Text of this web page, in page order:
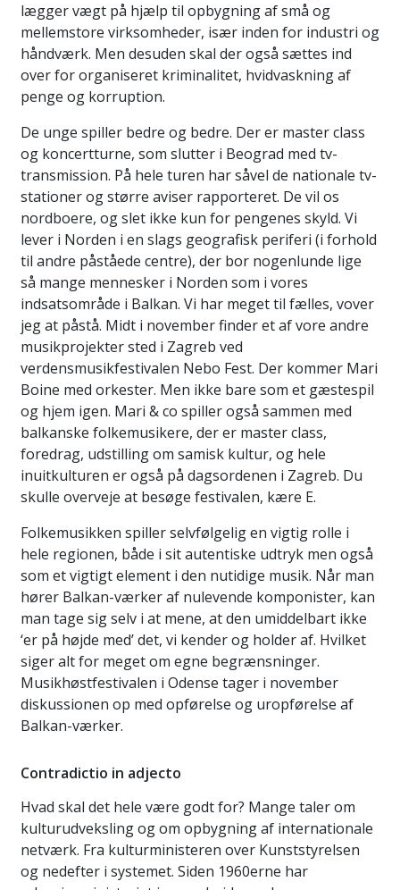
lægger vægt på hjælp til opbygning af små og
mellemstore virksomheder, især inden for industri og
håndværk. Men desuden skal der også sættes ind
over for organiseret kriminalitet, hvidvaskning af
penge og korruption.
De unge spiller bedre og bedre. Der er master class
og koncertturne, som slutter i Beograd med tv-
transmission. På hele turen har såvel de nationale tv-
stationer og større aviser rapporteret. De vil os
nordboere, og slet ikke kun for pengenes skyld. Vi
lever i Norden i en slags geografisk periferi (i forhold
til andre påståede centre), der bor nogenlunde lige
så mange mennesker i Norden som i vores
indsatsområde i Balkan. Vi har meget til fælles, vover
jeg at påstå. Midt i november finder et af vore andre
musikprojekter sted i Zagreb ved
verdensmusikfestivalen Nebo Fest. Der kommer Mari
Boine med orkester. Men ikke bare som et gæstespil
og hjem igen. Mari & co spiller også sammen med
balkanske folkemusikere, der er master class,
foredrag, udstilling om samisk kultur, og hele
inuitkulturen er også på dagsordenen i Zagreb. Du
skulle overveje at besøge festivalen, kære E.
Folkemusikken spiller selvfølgelig en vigtig rolle i
hele regionen, både i sit autentiske udtryk men også
som et vigtigt element i den nutidige musik. Når man
hører Balkan-værker af nulevende komponister, kan
man tage sig selv i at mene, at den umiddelbart ikke
‘er på højde med’ det, vi kender og holder af. Hvilket
siger alt for meget om egne begrænsninger.
Musikhøstfestivalen i Odense tager i november
diskussionen op med opførelse og uropførelse af
Balkan-værker.
Contradictio in adjecto
Hvad skal det hele være godt for? Mange taler om
kulturudveksling og om opbygning af internationale
netværk. Fra kulturministeren over Kunststyrelsen
og nedefter i systemet. Siden 1960erne har